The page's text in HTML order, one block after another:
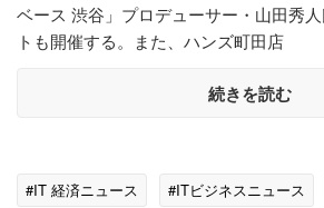
ベース 渋谷」プロデューサー・山田秀
トも開催する。また、ハンズ町田店
続きを読む
#IT 経済ニュース #ITビジネスニュース